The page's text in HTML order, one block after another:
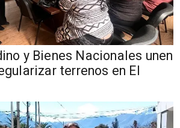
y Bienes Nacionales unen
terrenos en El